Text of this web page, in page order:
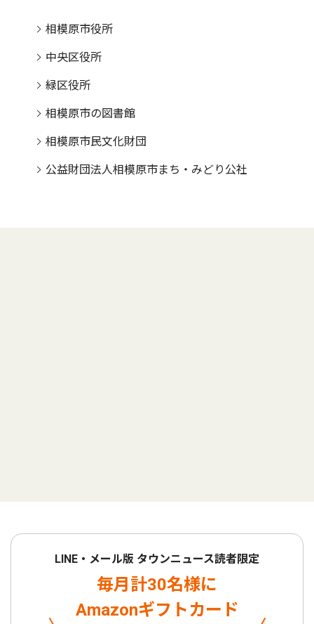
相模原市役所
中央区役所
緑区役所
相模原市の図書館
相模原市民文化財団
公益財団法人相模原市まち・みどり公社
LINE・メール版 タウンニュース読者限定
毎月計30名様に
Amazonギフトカード